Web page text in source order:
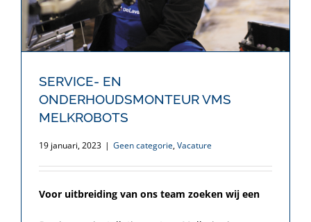
SERVICE- EN ONDERHOUDSMONTEUR
VMS MELKROBOTS
SERVICE- EN
ONDERHOUDSMONTEUR VMS
MELKROBOTS
19 januari, 2023 | Geen categorie,Vacature
Voor uitbreiding van ons team zoeken wij een